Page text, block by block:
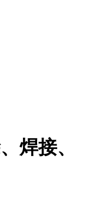
焊接、